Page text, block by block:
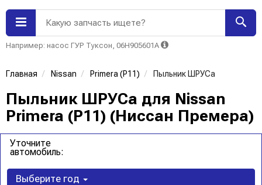
Какую запчасть ищете?
Например: насос ГУР Туксон, 06H905601A
Главная Nissan Primera (P11) Пыльник ШРУСа
Пыльник ШРУСа для Nissan
Primera (P11) (Ниссан Премера)
Уточните
автомобиль:
Выберите год